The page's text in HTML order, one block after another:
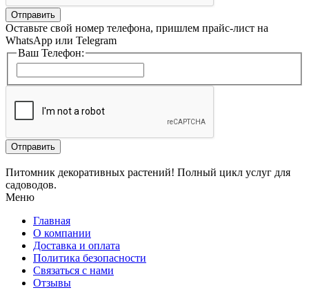
Отправить
Оставьте свой номер телефона, пришлем прайс-лист на
WhatsApp или Telegram
Ваш Телефон:
Отправить
Питомник декоративных растений! Полный цикл услуг для
садоводов.
Меню
Главная
О компании
Доставка и оплата
Политика безопасности
Связаться с нами
Отзывы